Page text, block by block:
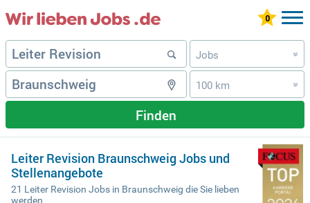
Jobs »
100 km »
Finden
Leiter Revision Braunschweig Jobs und
Stellenangebote
21 Leiter Revision Jobs in Braunschweig die Sie lieben
werden